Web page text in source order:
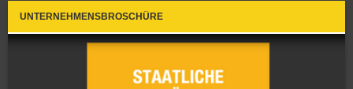
UNTERNEHMENSBROSCHÜRE